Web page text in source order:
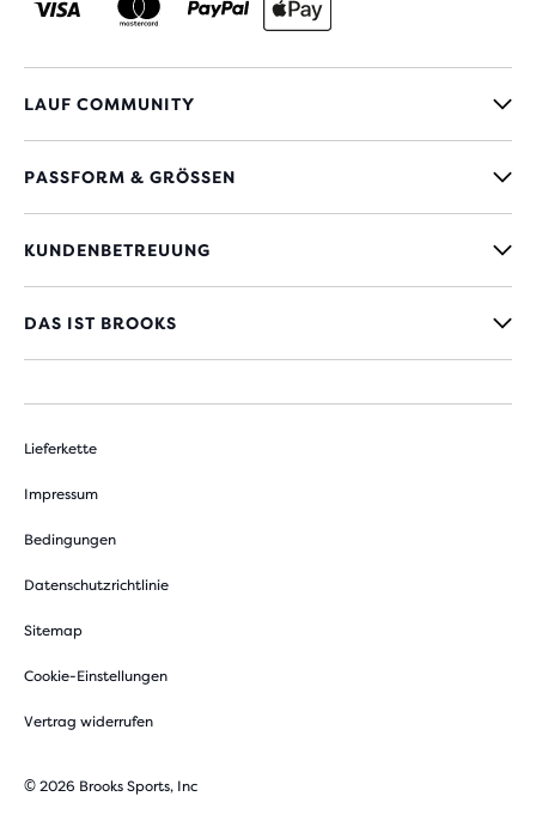
LAUF COMMUNITY
PASSFORM & GRÖSSEN
KUNDENBETREUUNG
DAS IST BROOKS
Lieferkette
Impressum
Bedingungen
Datenschutzrichtlinie
Sitemap
Cookie-Einstellungen
Vertrag widerrufen
© 2026 Brooks Sports, Inc